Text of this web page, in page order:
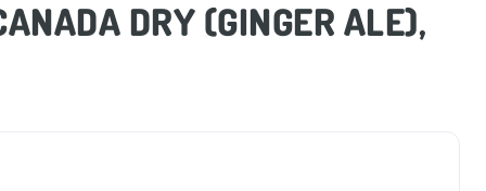
DRY (GINGER ALE),